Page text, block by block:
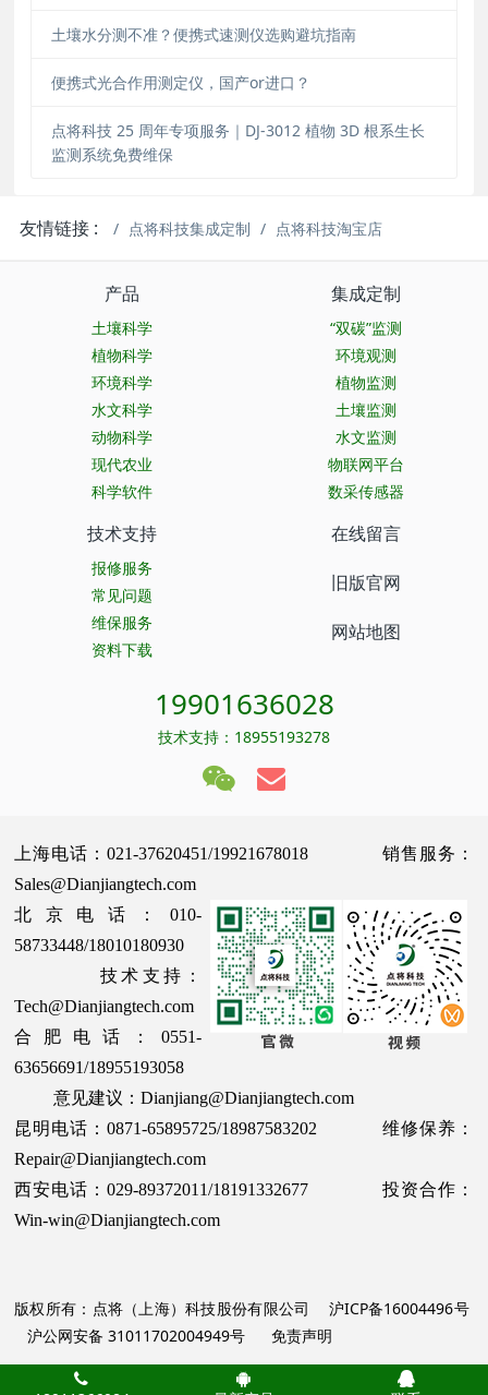
土壤水分测不准？便携式速测仪选购避坑指南
便携式光合作用测定仪，国产or进口？
点将科技 25 周年专项服务｜DJ-3012 植物 3D 根系生长
监测系统免费维保
友情链接 : 点将科技集成定制 点将科技淘宝店
产品
土壤科学
植物科学
环境科学
水文科学
动物科学
现代农业
科学软件
集成定制
“双碳”监测
环境观测
植物监测
土壤监测
水文监测
物联网平台
数采传感器
技术支持
报修服务
常见问题
维保服务
资料下载
在线留言
旧版官网
网站地图
19901636028
技术支持：18955193278
上海电话：021-37620451/19921678018 销售服务：
Sales@Dianjiangtech.com
北京电话：010-
58733448/18010180930
技术支持：
Tech@Dianjiangtech.com
合肥电话：0551-
63656691/18955193058
意见建议：Dianjiang@Dianjiangtech.com
昆明电话：0871-65895725/18987583202 维修保养：
Repair@Dianjiangtech.com
西安电话：029-89372011/18191332677 投资合作：
Win-win@Dianjiangtech.com
版权所有：点将（上海）科技股份有限公司 沪ICP备16004496号
沪公网安备 31011702004949号
免责声明